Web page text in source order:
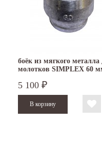
боёк из мягкого металла
молотков SIMPLEX 60
5 100 ₽